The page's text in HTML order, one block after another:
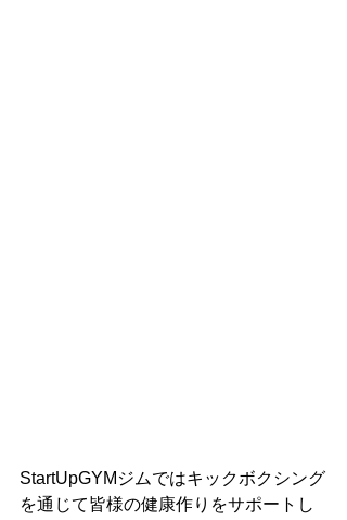
StartUpGYMジムではキックボクシング
を通じて皆様の健康作りをサポートし